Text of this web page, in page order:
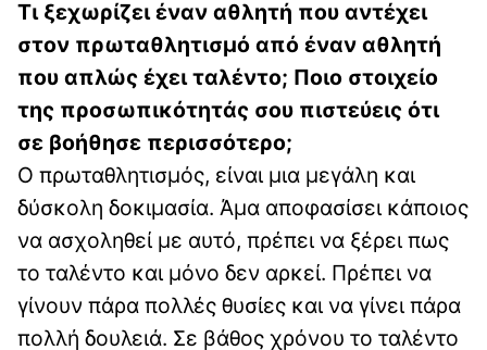
Τι ξεχωρίζει έναν αθλητή που αντέχει
στον πρωταθλητισμό από έναν αθλητή
που απλώς έχει ταλέντο; Ποιο στοιχείο
της προσωπικότητάς σου πιστεύεις ότι
σε βοήθησε περισσότερο;
Ο πρωταθλητισμός, είναι μια μεγάλη και
δύσκολη δοκιμασία. Άμα αποφασίσει κάποιος
να ασχοληθεί με αυτό, πρέπει να ξέρει πως
το ταλέντο και μόνο δεν αρκεί. Πρέπει να
γίνουν πάρα πολλές θυσίες και να γίνει πάρα
πολλή δουλειά. Σε βάθος χρόνου το ταλέντο